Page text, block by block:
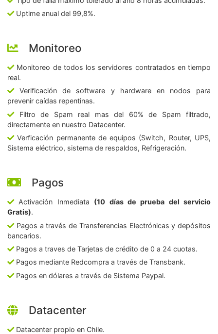
Uptime anual del 99,8%.
Monitoreo
Monitoreo de todos los servidores contratados en tiempo
real.
Verificación de software y hardware en nodos para
prevenir caídas repentinas.
Filtro de Spam real mas del 60% de Spam filtrado,
directamente en nuestro Datacenter.
Verficación permanente de equipos (Switch, Router, UPS,
Sistema eléctrico, sistema de respaldos, Refrigeración.
Pagos
Activación Inmediata (10 días de prueba del servicio
Gratis).
Pagos a través de Transferencias Electrónicas y depósitos
bancarios.
Pagos a traves de Tarjetas de crédito de 0 a 24 cuotas.
Pagos mediante Redcompra a través de Transbank.
Pagos en dólares a través de Sistema Paypal.
Datacenter
Datacenter propio en Chile.